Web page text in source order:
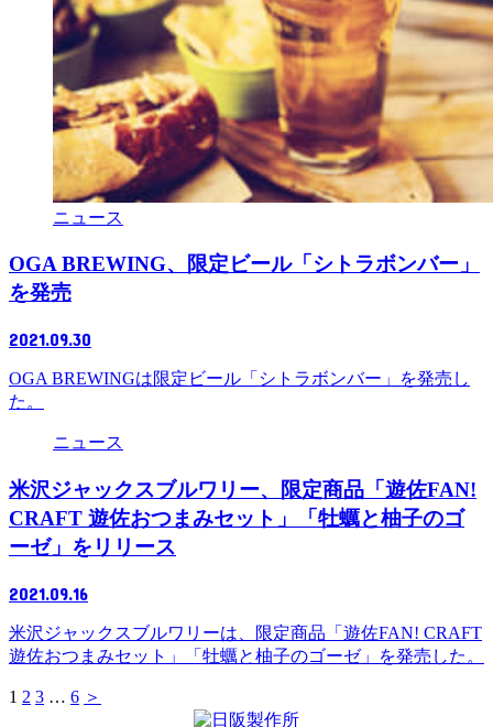
ニュース
OGA BREWING、限定ビール「シトラボンバー」
を発売
2021.09.30
OGA BREWINGは限定ビール「シトラボンバー」を発売し
た。
ニュース
米沢ジャックスブルワリー、限定商品「遊佐FAN!
CRAFT 遊佐おつまみセット」「牡蠣と柚子のゴ
ーゼ」をリリース
2021.09.16
米沢ジャックスブルワリーは、限定商品「遊佐FAN! CRAFT
遊佐おつまみセット」「牡蠣と柚子のゴーゼ」を発売した。
1 2 3 … 6 ＞